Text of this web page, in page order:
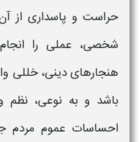
حراست و پاسداری از آن
شخصی، عملی را
هنجارهای دینی، خللی
باشد و به نوعی، نظم
احساسات عموم مردم